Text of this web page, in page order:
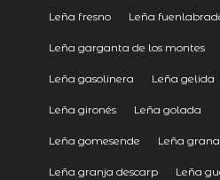
Leña fresno Leña
Leña garganta de los montes
Leña gasolinera Leña gelida
Leña gironés Leña golada
Leña gomesende Leña
Leña granja descarp Leña